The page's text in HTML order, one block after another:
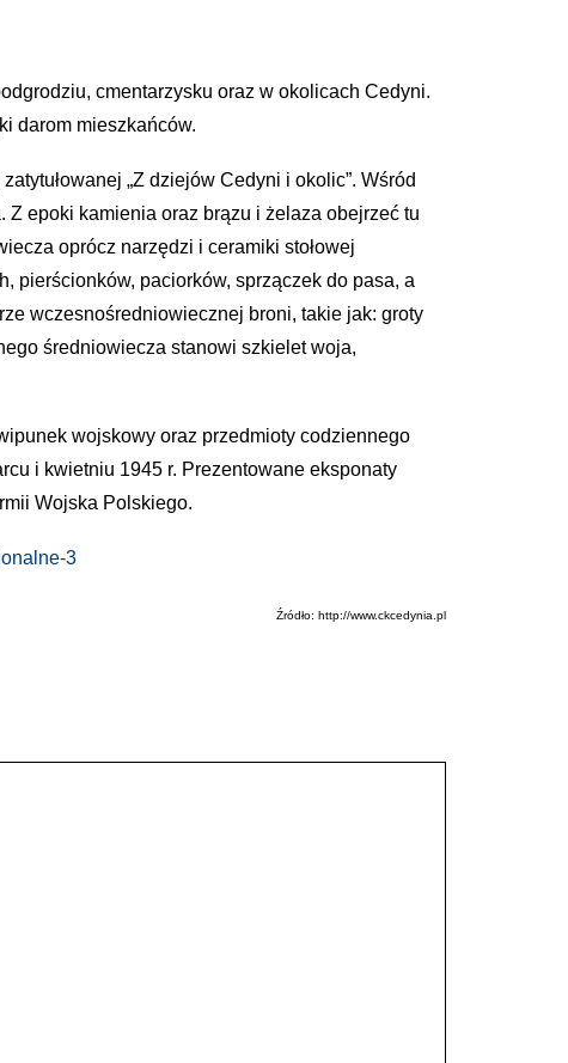
cmentarzysku oraz w okolicach Cedyni.
darom mieszkańców.
„Z dziejów Cedyni i okolic”. Wśród
epoki kamienia oraz brązu i żelaza obejrzeć tu
oprócz narzędzi i ceramiki stołowej
pierścionków, paciorków, sprzączek do pasa, a
wczesnośredniowiecznej broni, takie jak: groty
średniowiecza stanowi szkielet woja,
wojskowy oraz przedmioty codziennego
i kwietniu 1945 r. Prezentowane eksponaty
Wojska Polskiego.
3
Źródło: http://www.ckcedynia.pl